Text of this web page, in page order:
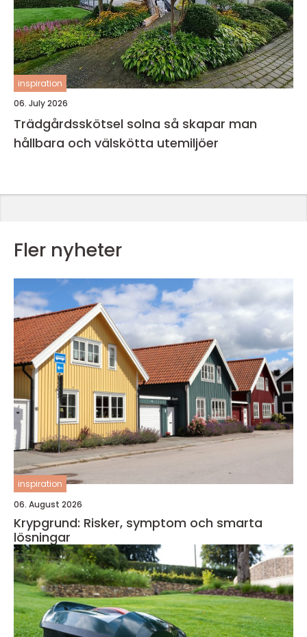
inspiration
06. July 2026
Trädgårdsskötsel solna så skapar man
hållbara och välskötta utemiljöer
Fler nyheter
inspiration
06. August 2026
Krypgrund: Risker, symptom och smarta
lösningar